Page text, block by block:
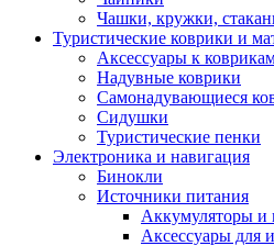
Чашки, кружки,
Туристические коврики и
Аксессуары к
Надувные коврики
Самонадувающиеся
Сидушки
Туристические пенки
Электроника и навигация
Бинокли
Источники питания
Аккумуляторы и
Аксессуары для